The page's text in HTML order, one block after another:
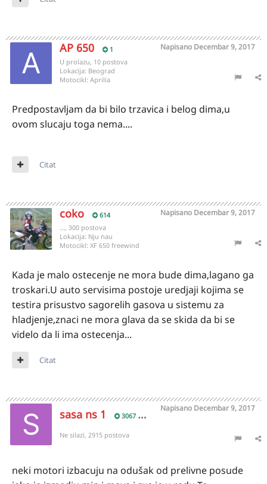
AP 650 1 Napisano Decembar 9, 2017
U prolazu, 10 postova
Lokacija: Beograd
Motocikl: Aprilia
Predpostavljam da bi bilo trzavica i belog dima,u
ovom slucaju toga nema....
Citat
coko 614 Napisano Decembar 9, 2017
..., 300 postova
Lokacija: Nju nau
Motocikl: XF 650 freewind
Kada je malo ostecenje ne mora bude dima,lagano ga
troskari.U auto servisima postoje uredjaji kojima se
testira prisustvo sagorelih gasova u sistemu za
hladjenje,znaci ne mora glava da se skida da bi se
videlo da li ima ostecenja...
Citat
sasa ns 1 3067
Napisano Decembar 9, 2017
Ne silazi, 2915 postova
neki motori izbacuju na odušak od prelivne posude